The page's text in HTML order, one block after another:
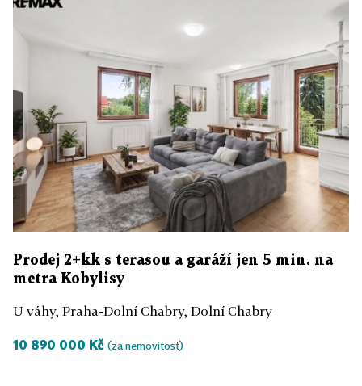
Prodej 2+kk s terasou a garáží jen 5 min. na
metra Kobylisy
U váhy, Praha-Dolní Chabry, Dolní Chabry
10 890 000 Kč (za nemovitost)